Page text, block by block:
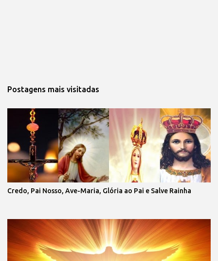
Postagens mais visitadas
Credo, Pai Nosso, Ave-Maria, Glória ao Pai e Salve Rainha